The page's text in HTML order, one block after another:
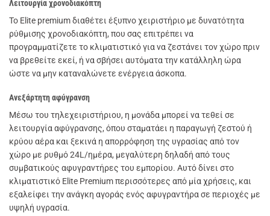
Λειτουργία χρονοδιακόπτη
Το Elite premium διαθέτει έξυπνο χειριστήριο με δυνατότητα
ρύθμισης χρονοδιακόπτη, που σας επιτρέπει να
προγραμματίζετε το κλιματιστικό για να ζεστάνει τον χώρο πριν
να βρεθείτε εκεί, ή να σβήσει αυτόματα την κατάλληλη ώρα
ώστε να μην καταναλώνετε ενέργεια άσκοπα.
Ανεξάρτητη αφύγρανση
Μέσω του τηλεχειριστήριου, η μονάδα μπορεί να τεθεί σε
λειτουργία αφύγρανσης, όπου σταματάει η παραγωγή ζεστού ή
κρύου αέρα και ξεκινά η απορρόφηση της υγρασίας από τον
χώρο με ρυθμό 24L/ημέρα, μεγαλύτερη δηλαδή από τους
συμβατικούς αφυγραντήρες του εμπορίου. Αυτό δίνει στο
κλιματιστικό Elite Premium περισσότερες από μία χρήσεις, και
εξαλείφει την ανάγκη αγοράς ενός αφυγραντήρα σε περιοχές με
υψηλή υγρασία.